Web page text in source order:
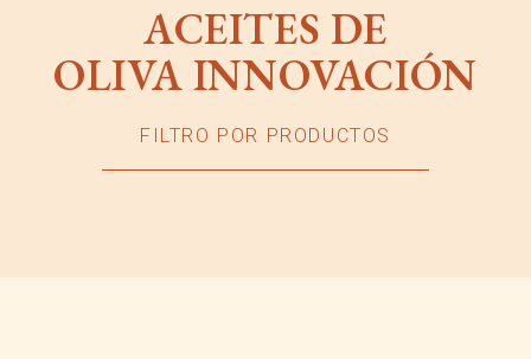
ACEITES DE
OLIVA INNOVACIÓN
FILTRO POR PRODUCTOS